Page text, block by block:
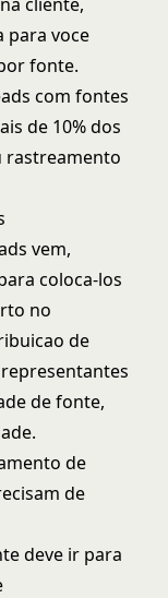
para voce
fonte.
com fontes
de 10% dos
rastreamento
vem,
coloca-los
no
de
de fonte,
de
de
deve ir para